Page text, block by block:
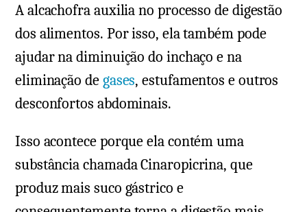
A alcachofra auxilia no processo de digestão
dos alimentos. Por isso, ela também pode
ajudar na diminuição do inchaço e na
eliminação degases, estufamentos e outros
desconfortos abdominais.
Isso acontece porque ela contém uma
substância chamada Cinaropicrina, que
produz mais suco gástrico e